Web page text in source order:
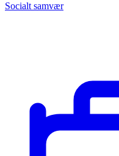
Socialt samvær